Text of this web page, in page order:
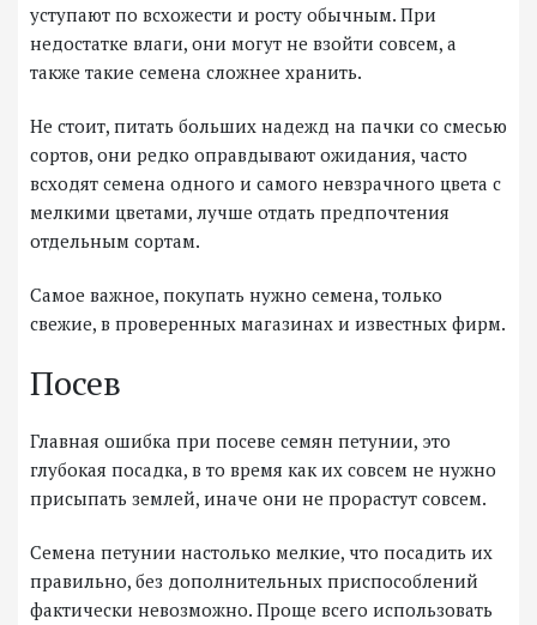
уступают по всхожести и росту обычным. При
недостатке влаги, они могут не взойти совсем, а
также такие семена сложнее хранить.
Не стоит, питать больших надежд на пачки со смесью
сортов, они редко оправдывают ожидания, часто
всходят семена одного и самого невзрачного цвета с
мелкими цветами, лучше отдать предпочтения
отдельным сортам.
Самое важное, покупать нужно семена, только
свежие, в проверенных магазинах и известных фирм.
Посев
Главная ошибка при посеве семян петунии, это
глубокая посадка, в то время как их совсем не нужно
присыпать землей, иначе они не прорастут совсем.
Семена петунии настолько мелкие, что посадить их
правильно, без дополнительных приспособлений
фактически невозможно. Проще всего использовать